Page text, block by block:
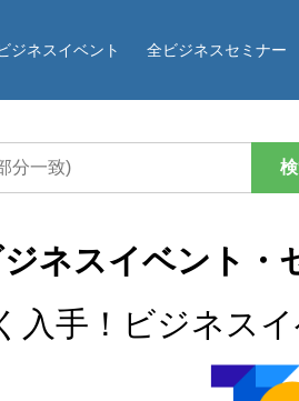
ジネスイベント 全ビジネスセミナー
ジネスイベント・
入手！ビジネス